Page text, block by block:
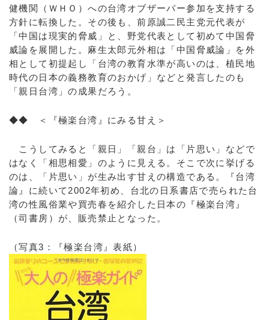
健機関（ＷＨＯ）への台湾オブザーバー参加を支持する
方針に転換した。その後も、前原誠二民主党元代表が
「中国は現実的脅威」と、野党代表として初めて中国脅
威論を展開した。麻生太郎元外相は「中国脅威論」を外
相として初提起し「台湾の教育水準が高いのは、植民地
時代の日本の義務教育のおかげ」などと発言したのも
「親日台湾」の成果だろう。
◆◆ ＜『極楽台湾』にみる甘え＞
こうしてみると「親日」「親台」は「片思い」などで
はなく「相思相愛」のように見える。そこで次に挙げる
のは、「片思い」が生み出す甘えの構造である。『台湾
論』に続いて2002年初め、台北の日系書店で売られた台
湾の性風俗業や買売春を紹介した日本の『極楽台湾』
（司書房）が、販売禁止となった。
（写真3：『極楽台湾』表紙）